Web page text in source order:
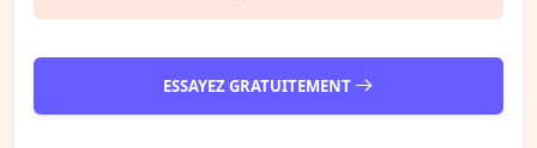
ESSAYEZ GRATUITEMENT